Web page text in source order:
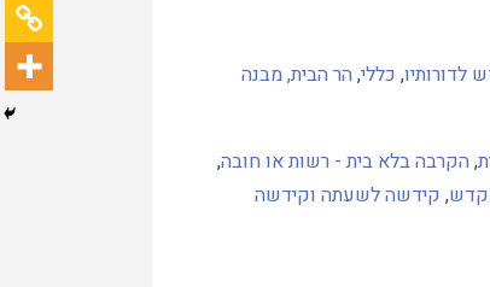
לדורותיו, כללי, הר הבית, מבנה
, הקרבה בלא בית - רשות או חובה,
, קידשה לשעתה וקידשה